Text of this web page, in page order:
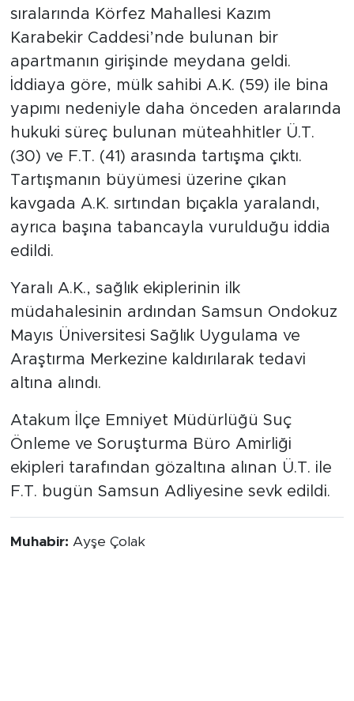
sıralarında Körfez Mahallesi Kazım
Karabekir Caddesi’nde bulunan bir
apartmanın girişinde meydana geldi.
İddiaya göre, mülk sahibi A.K. (59) ile bina
yapımı nedeniyle daha önceden aralarında
hukuki süreç bulunan müteahhitler Ü.T.
(30) ve F.T. (41) arasında tartışma çıktı.
Tartışmanın büyümesi üzerine çıkan
kavgada A.K. sırtından bıçakla yaralandı,
ayrıca başına tabancayla vurulduğu iddia
edildi.
Yaralı A.K., sağlık ekiplerinin ilk
müdahalesinin ardından Samsun Ondokuz
Mayıs Üniversitesi Sağlık Uygulama ve
Araştırma Merkezine kaldırılarak tedavi
altına alındı.
Atakum İlçe Emniyet Müdürlüğü Suç
Önleme ve Soruşturma Büro Amirliği
ekipleri tarafından gözaltına alınan Ü.T. ile
F.T. bugün Samsun Adliyesine sevk edildi.
Muhabir: Ayşe Çolak